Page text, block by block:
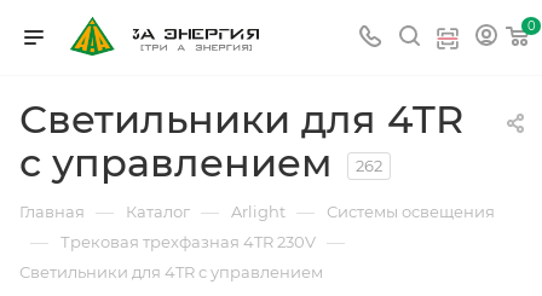
0
Светильники для 4TR
с управлением
262
Главная — Каталог — Arlight — Системы освещения
— Трековая трехфазная 4TR 230V —
Светильники для 4TR с управлением